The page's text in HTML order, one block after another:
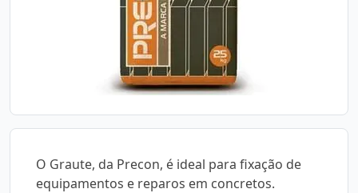
O Graute, da Precon, é ideal para fixação de
equipamentos e reparos em concretos.